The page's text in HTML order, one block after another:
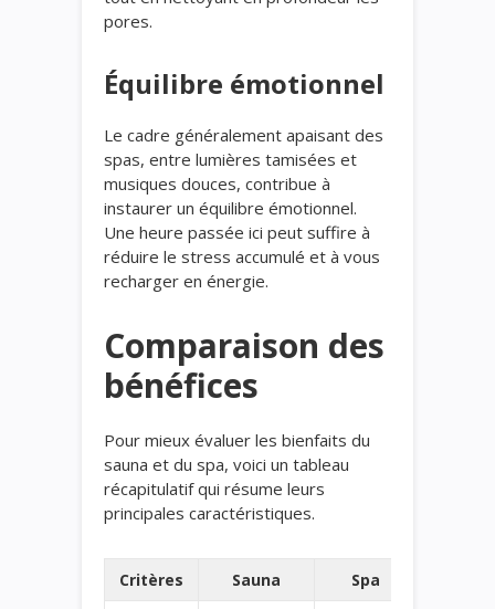
pores.
Équilibre émotionnel
Le cadre généralement apaisant des
spas, entre lumières tamisées et
musiques douces, contribue à
instaurer un équilibre émotionnel.
Une heure passée ici peut suffire à
réduire le stress accumulé et à vous
recharger en énergie.
Comparaison des
bénéfices
Pour mieux évaluer les bienfaits du
sauna et du spa, voici un tableau
récapitulatif qui résume leurs
principales caractéristiques.
Critères Sauna
Spa